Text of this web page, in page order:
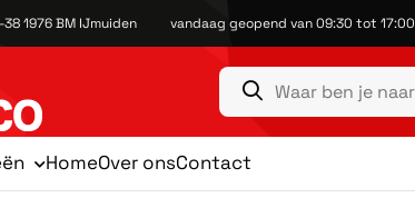
1976 BM IJmuiden vandaag geopend van 09:30 tot 17:00
HomeOver onsContact